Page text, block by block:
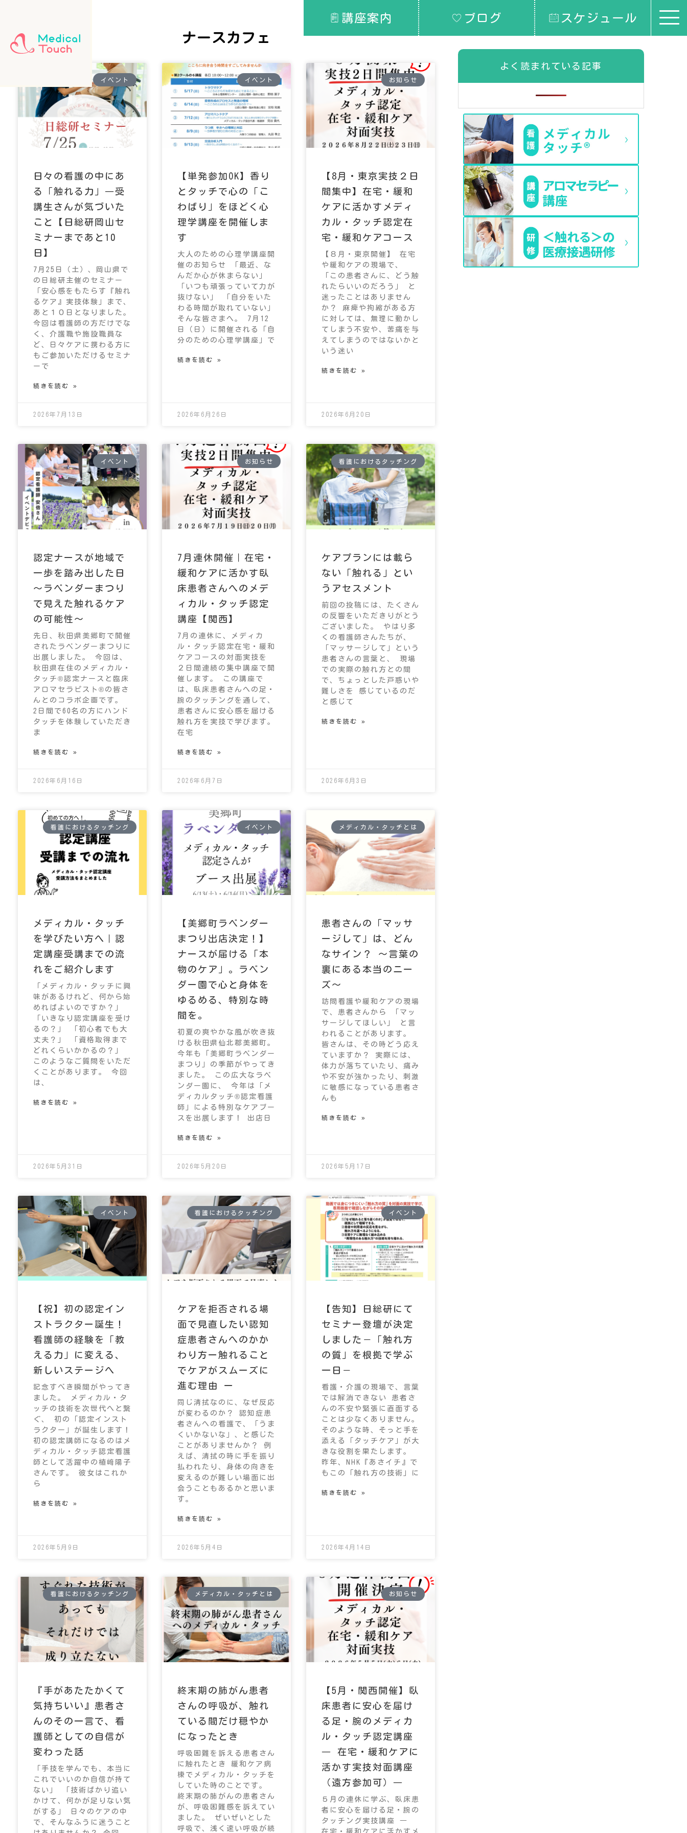
講座案内 ブログ スケジュール
ナースカフェ
イベント
日々の看護の中にあ
る「触れる力」―受
講生さんが気づいた
こと【日総研岡山セ
ミナーまであと10
日】
7月25日（土）、岡山県で
の日総研主催のセミナー
「安心感をもたらす『触れ
るケア』実技体験」まで、
あと１０日となりました。
今回は看護師の方だけでな
く、介護職や施設職員な
ど、日々ケアに携わる方に
もご参加いただけるセミナ
ーで
続きを読む »
2026年7月13日
イベント
【単発参加OK】香り
とタッチで心の「こ
わばり」をほどく心
理学講座を開催しま
す
大人のための心理学講座開
催のお知らせ 「最近、な
んだか心が休まらない」
「いつも頑張っていて力が
抜けない」 「自分をいた
わる時間が取れていない」
そんな皆さまへ。 7月12
日（日）に開催される「自
分のための心理学講座」で
続きを読む »
2026年6月26日
お知らせ
【8月・東京実技２日
間集中】在宅・緩和
ケアに活かすメディ
カル・タッチ認定在
宅・緩和ケアコース
【８月・東京開催】 在宅
や緩和ケアの現場で、
「この患者さんに、どう触
れたらいいのだろう」 と
迷ったことはありません
か？ 麻痺や拘縮がある方
に対しては、無理に動かし
てしまう不安や、苦痛を与
えてしまうのではないかと
いう迷い
続きを読む »
2026年6月20日
イベント
認定ナースが地域で
一歩を踏み出した日
～ラベンダーまつり
で見えた触れるケア
の可能性～
先日、秋田県美郷町で開催
されたラベンダーまつりに
出展しました。 今回は、
秋田県在住のメディカル・
タッチ®認定ナースと臨床
アロマセラピスト®の皆さ
んとのコラボ企画です。
2日間で60名の方にハンド
タッチを体験していただき
ま
続きを読む »
2026年6月16日
お知らせ
7月連休開催｜在宅・
緩和ケアに活かす臥
床患者さんへのメデ
ィカル・タッチ認定
講座【関西】
7月の連休に、メディカ
ル・タッチ認定在宅・緩和
ケアコースの対面実技を
２日間連続の集中講座で開
催します。 この講座で
は、臥床患者さんへの足・
腕のタッチングを通して、
患者さんに安心感を届ける
触れ方を実技で学びます。
在宅
続きを読む »
2026年6月7日
看護におけるタッチング
ケアプランには載ら
ない「触れる」とい
うアセスメント
前回の投稿には、たくさん
の反響をいただきりがとう
ございました。 やはり多
くの看護師さんたちが、
「マッサージして」という
患者さんの言葉と、 現場
での実際の触れ方との間
で、ちょっとした戸惑いや
難しさを 感じているのだ
と感じて
続きを読む »
2026年6月3日
看護におけるタッチング
メディカル・タッチ
を学びたい方へ｜認
定講座受講までの流
れをご紹介します
「メディカル・タッチに興
味があるけれど、何から始
めればよいのですか？」
「いきなり認定講座を受け
るの？」 「初心者でも大
丈夫？」 「資格取得まで
どれくらいかかるの？」
このようなご質問をいただ
くことがあります。 今回
は、
続きを読む »
2026年5月31日
イベント
【美郷町ラベンダー
まつり出店決定！】
ナースが届ける「本
物のケア」。ラベン
ダー園で心と身体を
ゆるめる、特別な時
間を。
初夏の爽やかな風が吹き抜
ける秋田県仙北郡美郷町。
今年も「美郷町ラベンダー
まつり」の季節がやってき
ました。 この広大なラベ
ンダー園に、 今年は「メ
ディカルタッチ®︎認定看護
師」による特別なケアブー
スを出展します！ 出店日
続きを読む »
2026年5月20日
メディカル・タッチとは
患者さんの「マッサ
ージして」は、どん
なサイン？ 〜言葉の
裏にある本当のニー
ズ〜
訪問看護や緩和ケアの現場
で、患者さんから 「マッ
サージしてほしい」 と言
われることがあります。
皆さんは、その時どう応え
ていますか？ 実際には、
体力が落ちていたり、痛み
や不安が強かったり、刺激
に敏感になっている患者さ
んも
続きを読む »
2026年5月17日
イベント
【祝】初の認定イン
ストラクター誕生！
看護師の経験を「教
える力」に変える、
新しいステージへ
記念すべき瞬間がやってき
ました。 メディカル・タ
ッチの技術を次世代へと繋
ぐ、 初の「認定インスト
ラクター」が誕生します！
初の認定講師になるのはメ
ディカル・タッチ認定看護
師として活躍中の植﨑陽子
さんです。 彼女はこれか
ら
続きを読む »
2026年5月9日
看護におけるタッチング
ケアを拒否される場
面で見直したい認知
症患者さんへのかか
わり方ー触れること
でケアがスムーズに
進む理由 ー
同じ清拭なのに、なぜ反応
が変わるのか？ 認知症患
者さんへの看護で、「うま
くいかないな」、と感じた
ことがありませんか？ 例
えば、清拭の時に手を振り
払われたり、身体の向きを
変えるのが難しい場面に出
会うこともあるかと思いま
す。
続きを読む »
2026年5月4日
イベント
【告知】日総研にて
セミナー登壇が決定
しました－「触れ方
の質」を根拠で学ぶ
一日－
看護・介護の現場で、言葉
では解消できない 患者さ
んの不安や緊張に直面する
ことは少なくありません。
そのような時、そっと手を
添える「タッチケア」が大
きな役割を果たします。
昨年、NHK『あさイチ』で
もこの「触れ方の技術」に
続きを読む »
2026年4月14日
看護におけるタッチング
『手があたたかくて
気持ちいい』患者さ
んのその一言で、看
護師としての自信が
変わった話
「手技を学んでも、本当に
これでいいのか自信が持て
ない」 「技術ばかり追い
かけて、何かが足りない気
がする」 日々のケアの中
で、そんなふうに迷うこと
メディカル・タッチとは
終末期の肺がん患者
さんの呼吸が、触れ
ている間だけ穏やか
になったとき
呼吸困難を訴える患者さん
に触れたとき 緩和ケア病
棟でメディカル・タッチを
していた時のことです。
終末期の肺がんの患者さん
が、呼吸困難感を訴えてい
ました。 ぜいぜいとした
呼吸で、浅く速い呼吸が続
お知らせ
【5月・関西開催】臥
床患者に安心を届け
る足・腕のメディカ
ル・タッチ認定講座
― 在宅・緩和ケアに
活かす実技対面講座
（遠方参加可）―
５月の連休に学ぶ、臥床患
者に安心を届ける足・腕の
タッチング実技講座 ―
在宅・緩和ケアに活かすメ
よく読まれている記事